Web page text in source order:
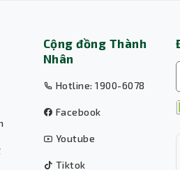
Cộng đồng Thành
Nhân
Hotline: 1900-6078
Facebook
Youtube
Tiktok